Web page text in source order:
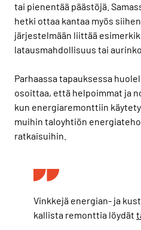
tai pienentää päästöjä.
hetki ottaa kantaa myös
järjestelmään liittää
latausmahdollisuus tai
Parhaassa tapauksessa
osoittaa, että helpoimmat ja
kun energiaremonttiin
muihin taloyhtiön
ratkaisuihin.
Vinkkejä energian- ja
kallista remonttia löydät